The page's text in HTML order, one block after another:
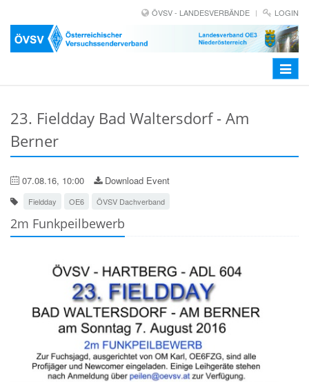
ÖVSV - LANDESVERBÄNDE LOGIN
Toggle
23. Fieldday Bad Waltersdorf - Am
Berner
07.08.16, 10:00 Download Event
Fieldday OE6 ÖVSV Dachverband
2m Funkpeilbewerb